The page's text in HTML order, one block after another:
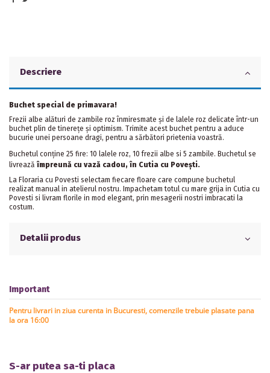
Descriere
Buchet special de primavara!
Frezii albe alături de zambile roz înmiresmate și de lalele roz delicate într-un
buchet plin de tinerețe și optimism. Trimite acest buchet pentru a aduce
bucurie unei persoane dragi, pentru a sărbători prietenia voastră.
Buchetul conține 25 fire: 10 lalele roz, 10 frezii albe si 5 zambile. Buchetul se
livrează împreună cu vază cadou, în Cutia cu Povești.
La Floraria cu Povesti selectam fiecare floare care compune buchetul
realizat manual in atelierul nostru. Impachetam totul cu mare grija in Cutia cu
Povesti si livram florile in mod elegant, prin mesagerii nostri imbracati la
costum.
Detalii produs
Important
Pentru livrari in ziua curenta in Bucuresti, comenzile trebuie plasate pana
la ora 16:00
S-ar putea sa-ti placa